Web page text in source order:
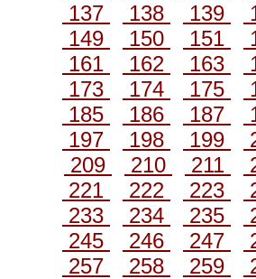
137
138 139
149
150 151
161
162 163
173
174 175
185
186 187
197
198 199
209
210 211
221
222 223
233
234 235
245
246 247
257
258 259